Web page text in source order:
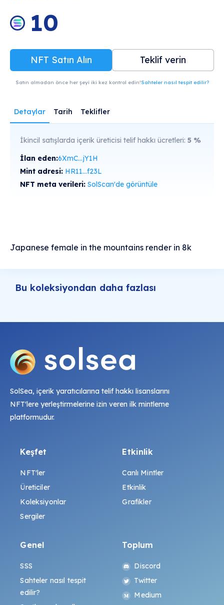
10
NFT Satın Alın Teklif verin
Satın almadan önce her şeyi iki kez kontrol edin!Sahteler nasıl tespit edilir?
Detaylar Tarih Teklifler
İkincil satışlarda içerik üreticisi telif hakkı ücretleri: 5 %
İlan eden:6XmC...jY1H
Mint adresi: HR11...f23L
NFT meta verileri: SolScan'de görüntüle
Japanese female in the mountains render in 8k
Bu koleksiyondan daha fazlası
SolSea, içerik yaratıcılarına telif hakkı lisanslarını
NFT'lere yerleştirmelerine izin veren ilk mintleme
platformudur.
Keşfet
NFT'ler
Üreticiler
Koleksiyonlar
Sergiler
Etkinlik
Canlı Mintler
Etkinlik
Grafikler
Genel
SSS
Sahteler nasıl tespit
edilir?
Toplum
Discord
Twitter
Medium